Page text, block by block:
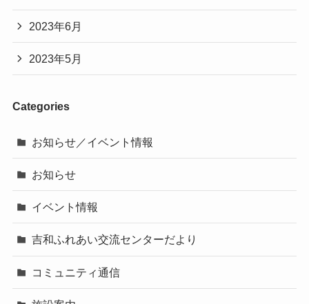
2023年6月
2023年5月
Categories
お知らせ／イベント情報
お知らせ
イベント情報
吉和ふれあい交流センターだより
コミュニティ通信